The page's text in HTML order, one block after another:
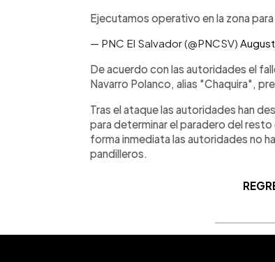
Ejecutamos operativo en la zona
— PNC El Salvador (@PNCSV)
De acuerdo con las autoridades el
Navarro Polanco, alias "Chaquira",
Tras el ataque las autoridades han
para determinar el paradero del
forma inmediata las autoridades no
pandilleros.